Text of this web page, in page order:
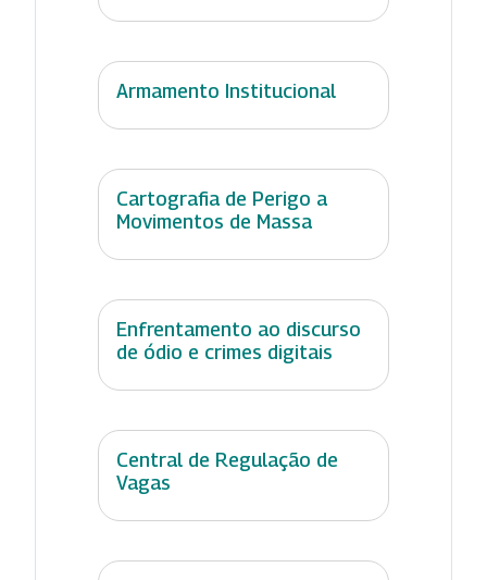
Armamento Institucional
Cartografia de Perigo a
Movimentos de Massa
Enfrentamento ao discurso
de ódio e crimes digitais
Central de Regulação de
Vagas